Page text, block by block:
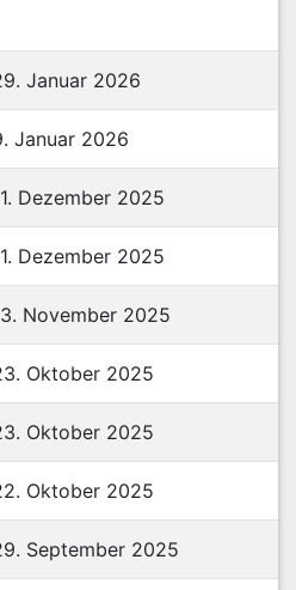
Januar 2026
Januar 2026
Dezember 2025
Dezember 2025
November 2025
Oktober 2025
Oktober 2025
Oktober 2025
September 2025